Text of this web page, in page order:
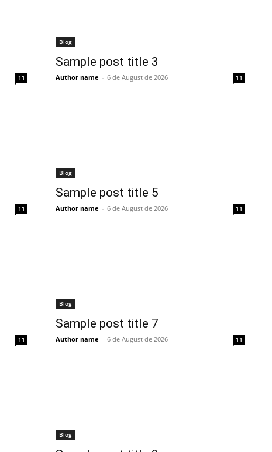
11
Blog
Sample post title 3
Author name - 6 de August de 2026 11
11
Blog
Sample post title 5
Author name - 6 de August de 2026 11
11
Blog
Sample post title 7
Author name - 6 de August de 2026 11
Blog